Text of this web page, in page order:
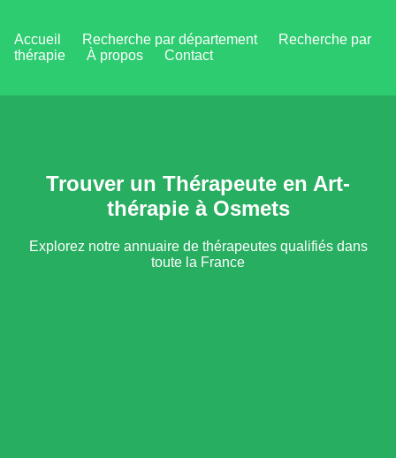
Accueil Recherche par département
Recherche par
thérapie
À propos Contact
Trouver un Thérapeute en Art-
thérapie à Osmets
Explorez notre annuaire de thérapeutes qualifiés dans
toute la France